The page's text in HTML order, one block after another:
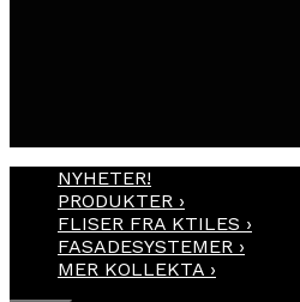
NYHETER!
PRODUKTER ›
FLISER FRA KTILES ›
FASADESYSTEMER ›
MER KOLLEKTA ›